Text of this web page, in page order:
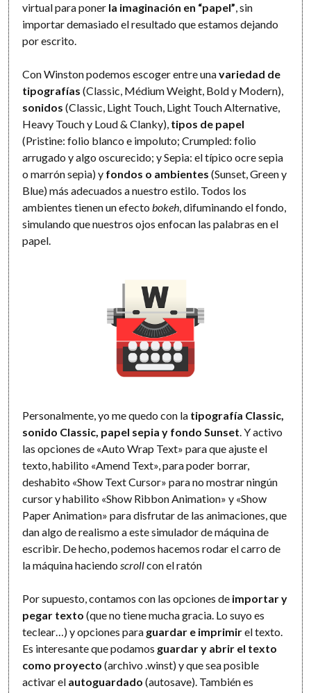
virtual para poner la imaginación en “papel”, sin
importar demasiado el resultado que estamos dejando
por escrito.
Con Winston podemos escoger entre unavariedad de
tipografías (Classic, Médium Weight, Bold y Modern),
sonidos (Classic, Light Touch, Light Touch Alternative,
Heavy Touch y Loud & Clanky), tipos de papel
(Pristine: folio blanco e impoluto; Crumpled: folio
arrugado y algo oscurecido; y Sepia: el típico ocre sepia
o marrón sepia) y fondos o ambientes (Sunset, Green y
Blue) más adecuados a nuestro estilo. Todos los
ambientes tienen un efectobokeh, difuminando el fondo,
simulando que nuestros ojos enfocan las palabras en el
papel.
Personalmente, yo me quedo con la tipografía Classic,
sonido Classic, papel sepia y fondo Sunset. Y activo
las opciones de «Auto Wrap Text» para que ajuste el
texto, habilito «Amend Text», para poder borrar,
deshabito «Show Text Cursor» para no mostrar ningún
cursor y habilito «Show Ribbon Animation» y «Show
Paper Animation» para disfrutar de las animaciones, que
dan algo de realismo a este simulador de máquina de
escribir. De hecho, podemos hacemos rodar el carro de
la máquina haciendoscrollcon el ratón
Por supuesto, contamos con las opciones de importar y
pegar texto (que no tiene mucha gracia. Lo suyo es
teclear…) y opciones para guardar e imprimirel texto.
Es interesante que podamos guardar y abrir el texto
como proyecto (archivo .winst) y que sea posible
activar el autoguardado (autosave). También es